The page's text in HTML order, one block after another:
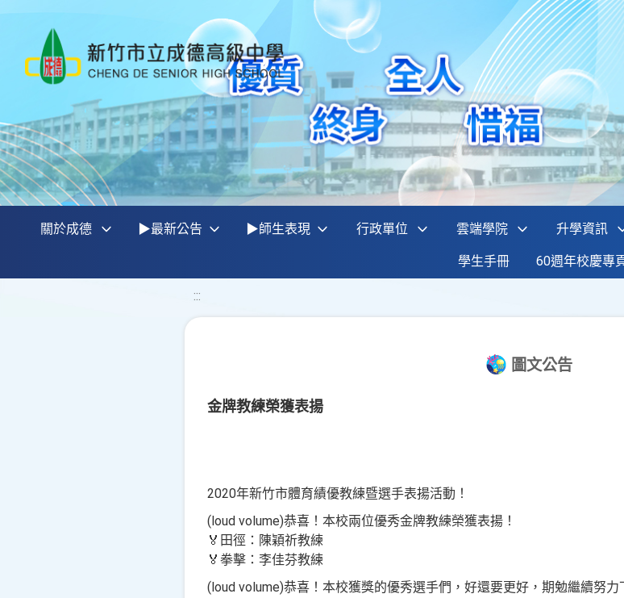
關於成德 ▶最新公告 ▶師生表現 行政單位 雲端學院 升學資訊
學生手冊 60週年校慶專
:::
圖文公告
金牌教練榮獲表揚
2020年新竹市體育績優教練暨選手表揚活動！
(loud volume)恭喜！本校兩位優秀金牌教練榮獲表揚！
🏅️田徑：陳穎祈教練
🏅️拳擊：李佳芬教練
(loud volume)恭喜！本校獲獎的優秀選手們，好還要更好，期勉繼續努力